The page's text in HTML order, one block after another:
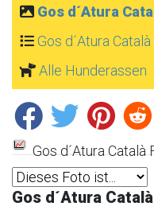
Gos d´Atura
Gos d´Atura
Alle Hunderassen
Gos d´Atura Català
Gos d´Atura